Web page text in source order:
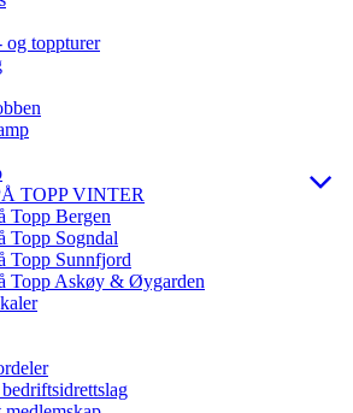
og toppturer
TOPP VINTER
Topp Bergen
Topp Sogndal
Topp Sunnfjord
Topp Askøy & Øygarden